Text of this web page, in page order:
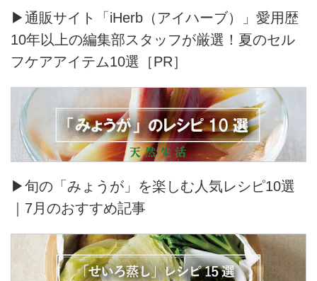
▶通販サイト「iHerb（アイハーブ）」愛用歴
10年以上の編集部スタッフが厳選！夏のセル
フケアアイテム10選［PR］
▶旬の「みょうが」を楽しむ人気レシピ10選
｜7月のおすすめ記事